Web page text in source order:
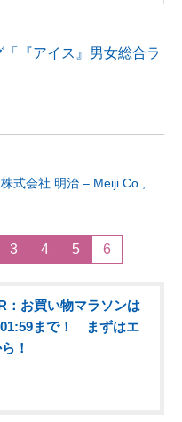
『アイス』男女総合ラ
式会社 明治 – Meiji Co.,
3 4 5 6
：お買い物マラソンは
まで！ まずはエ
！